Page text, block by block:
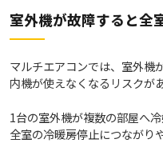
室外機が故障すると全
マルチエアコンでは、室外機
内機が使えなくなるリスクが
1台の室外機が複数の部屋へ
全室の冷暖房停止につながり